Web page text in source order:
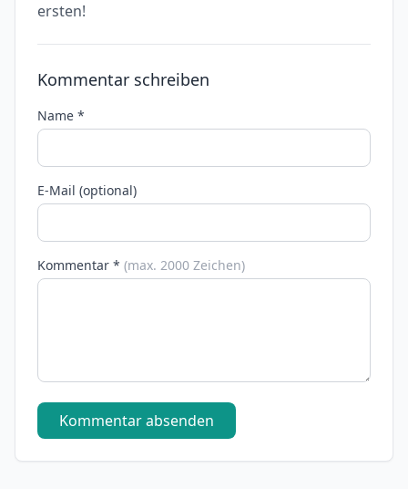
ersten!
Kommentar schreiben
Name *
E-Mail (optional)
Kommentar * (max. 2000 Zeichen)
Kommentar absenden